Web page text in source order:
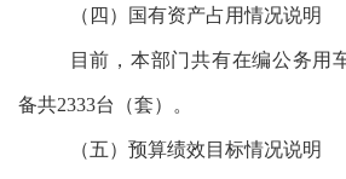
（四）国有资产占用情况说明
目前，本部门共有在编公务用
备共2333台（套）。
（五）预算绩效目标情况说明